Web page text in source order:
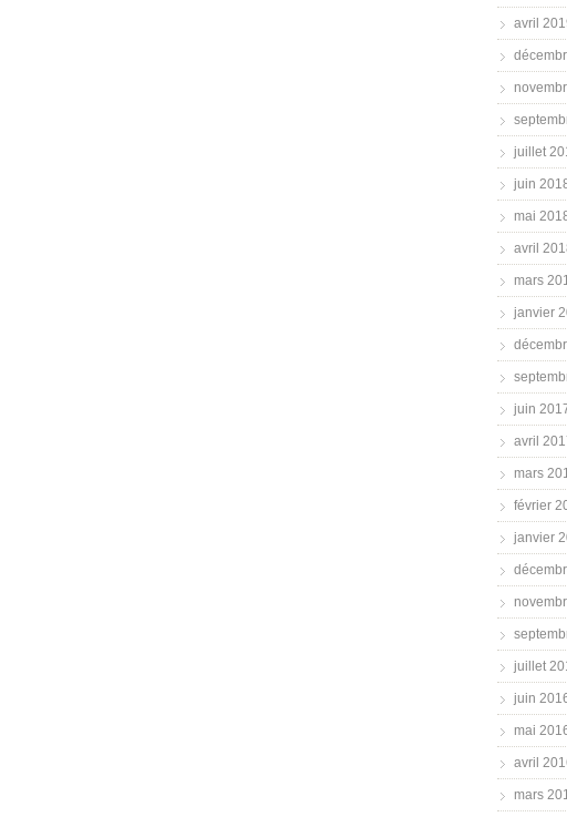
avril
juillet
juin
mai
avril
mars
janvier
juin
avril
mars
février
janvier
juillet
juin
mai
avril
mars